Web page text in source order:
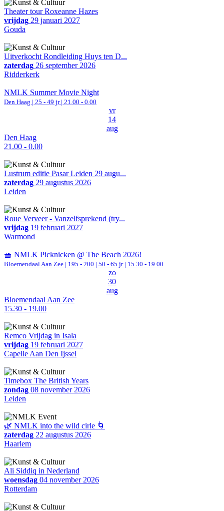
Theater tour Roxeanne Hazes
vrijdag 29 januari 2027
Gouda
Uitverkocht Rondleiding Huys ten D...
zaterdag 26 september 2026
Ridderkerk
NMLK Summer Movie Night
Den Haag | 25 - 49 jr | 21.00 - 0.00
vr
14
aug
Den Haag
21.00 - 0.00
Lustrum editie Pasar Leiden 29 augu...
zaterdag 29 augustus 2026
Leiden
Roue Verveer - Vanzelfsprekend (try...
vrijdag 19 februari 2027
Warmond
🧺 NMLK Picknicken @ The Beach 2026!
Bloemendaal Aan Zee | 195 - 200 | 50 - 65 jr | 15.30 - 19.00
zo
30
aug
Bloemendaal Aan Zee
15.30 - 19.00
Remco Vrijdag in Isala
vrijdag 19 februari 2027
Capelle Aan Den Ijssel
Timebox The British Years
zondag 08 november 2026
Leiden
🌿 NMLK into the wild cirle 🌀
zaterdag 22 augustus 2026
Haarlem
Ali Siddiq in Nederland
woensdag 04 november 2026
Rotterdam